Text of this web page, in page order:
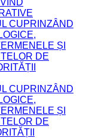
CUPRINZÂND
ȘI
DE
CUPRINZÂND
ȘI
DE